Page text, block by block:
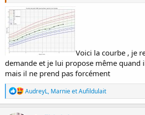
Espacé les tétées n'est pas une bonne idée,
la demande tu réponds à de nombreux
nourricier .
Tu peux essayer de fonctionner à l'offre
que cela donne.
Après un changement de couche, après le
ton bébé est calme il peut teter .
Comment est sa courbe de poids ?
Je te met l'outil pour tracer .
J'attends les réponses des animatrices pour
Voici la courbe , je
demande et je lui propose même quand
mais il ne prend pas forcément
R
é
a
AudreyL, MarnieetAufildulait